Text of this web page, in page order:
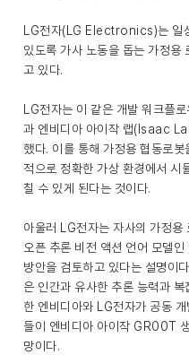
LG전자(LG Electronics)는 일
있도록 가사 노동을 돕는 가정용
고 있다.
LG전자는 이 같은 개발 워크플
과 엔비디아 아이작 랩(Isaac
했다. 이를 통해 가정용 협동로봇
적으로 정확한 가상 환경에서 시
칠 수 있게 된다는 것이다.
아울러 LG전자는 자사의 가정용
오픈 추론 비전 액션 언어 모델
방안을 검토하고 있다는 설명이
은 인간과 유사한 추론 능력과
한 엔비디아와 LG전자가 공동
들이 엔비디아 아이작 GR00T
망이다.